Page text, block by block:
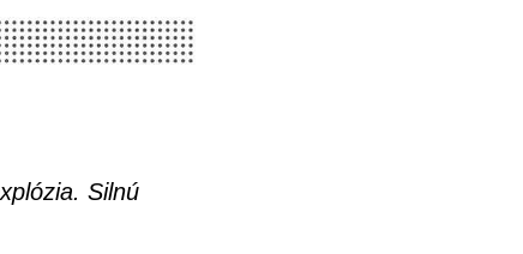
Silnú